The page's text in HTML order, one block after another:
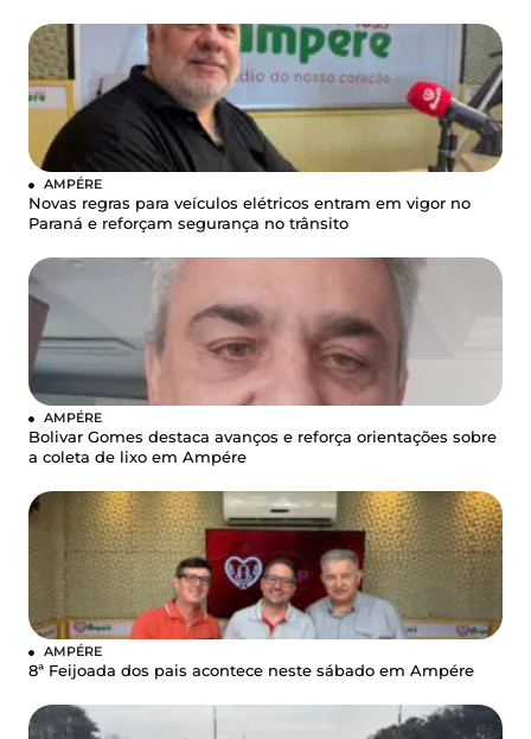
AMPÉRE
Novas regras para veículos elétricos entram em vigor no
Paraná e reforçam segurança no trânsito
AMPÉRE
Bolivar Gomes destaca avanços e reforça orientações sobre
a coleta de lixo em Ampére
AMPÉRE
8ª Feijoada dos pais acontece neste sábado em Ampére